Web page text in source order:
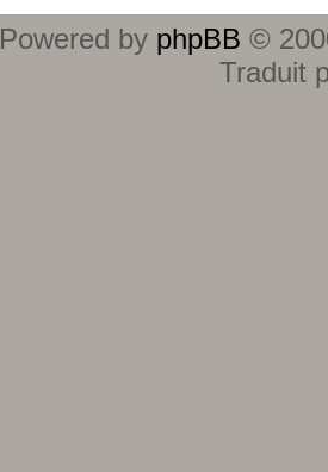
Powered by phpBB ©
Traduit